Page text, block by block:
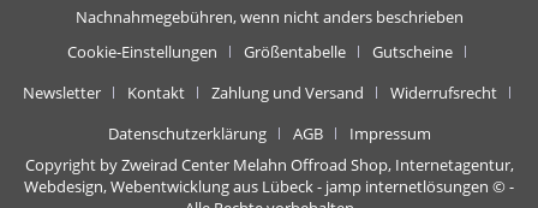
Nachnahmegebühren, wenn nicht anders beschrieben
Cookie-Einstellungen
Größentabelle
Gutscheine
Newsletter
Kontakt Zahlung und Versand
Widerrufsrecht
Datenschutzerklärung
AGB
Impressum
Copyright by Zweirad Center Melahn Offroad Shop, Internetagentur,
Webdesign, Webentwicklung aus Lübeck - jamp internetlösungen © -